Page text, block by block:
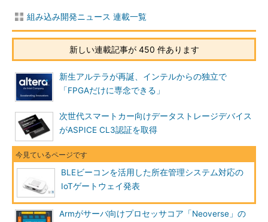
組み込み開発ニュース 連載一覧
新しい連載記事が 450 件あります
新生アルテラが再誕、インテルからの独立で
「FPGAだけに専念できる」
次世代スマートカー向けデータストレージデバイス
がASPICE CL3認証を取得
BLEビーコンを活用した所在管理システム対応の
IoTゲートウェイ発表
Armがサーバ向けプロセッサコア「Neoverse」の